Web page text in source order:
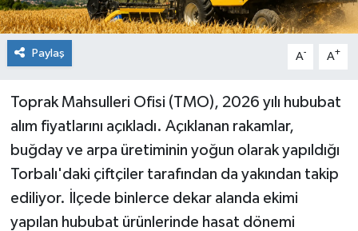
Paylaş A- A+
Toprak Mahsulleri Ofisi (TMO), 2026 yılı hububat
alım fiyatlarını açıkladı. Açıklanan rakamlar,
buğday ve arpa üretiminin yoğun olarak yapıldığı
Torbalı'daki çiftçiler tarafından da yakından takip
ediliyor. İlçede binlerce dekar alanda ekimi
yapılan hububat ürünlerinde hasat dönemi